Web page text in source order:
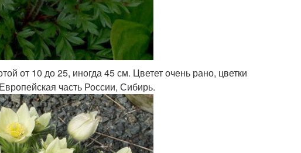
от 10 до 25, иногда 45 см. Цветет очень рано, цветки
часть России, Сибирь.